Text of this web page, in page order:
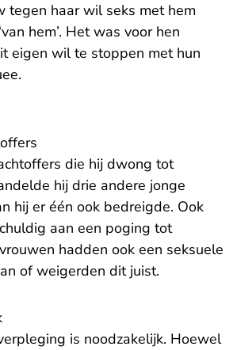
tegen haar wil seks met hem
hem’. Het was voor hen
eigen wil te stoppen met hun
die hij dwong tot
hij drie andere jonge
hij er één ook bedreigde. Ook
aan een poging tot
hadden ook een seksuele
of weigerden dit juist.
is noodzakelijk. Hoewel